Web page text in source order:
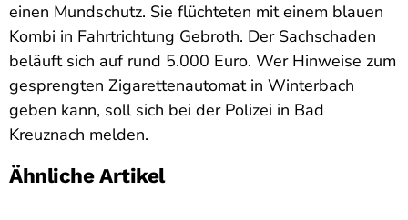
einen Mundschutz. Sie flüchteten mit einem blauen
Kombi in Fahrtrichtung Gebroth. Der Sachschaden
beläuft sich auf rund 5.000 Euro. Wer Hinweise zum
gesprengten Zigarettenautomat in Winterbach
geben kann, soll sich bei der Polizei in Bad
Kreuznach melden.
Ähnliche Artikel